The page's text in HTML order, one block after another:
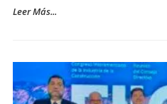
Leer Más...